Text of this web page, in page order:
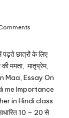
पढ़ते छात्रों के लिए
ममता, मातृप्रेम,
Maa, Essay On
me Importance
in Hindi class
10 – 20 से